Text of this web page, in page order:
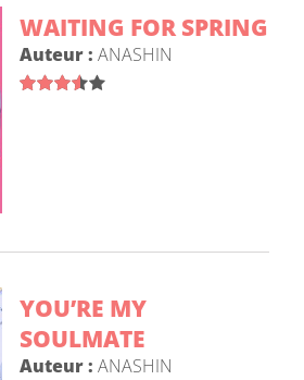
WAITING FOR SPRING
Auteur : ANASHIN
YOU’RE MY
SOULMATE
Auteur : ANASHIN